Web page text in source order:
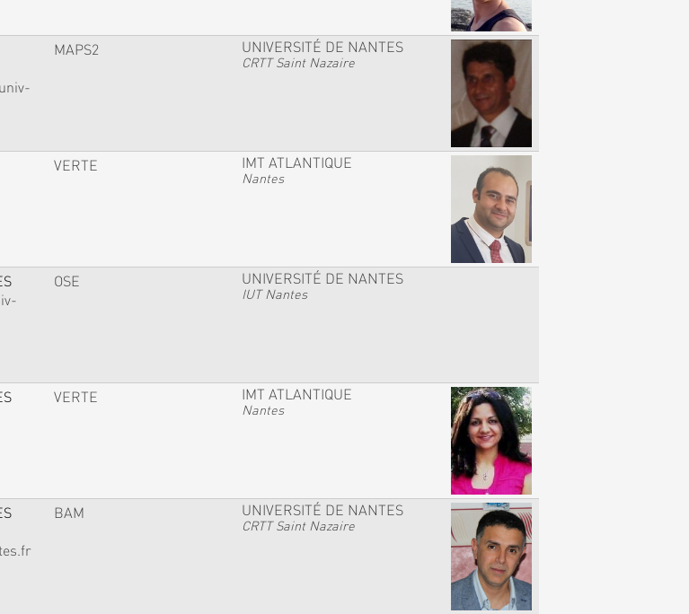
MAPS2 UNIVERSITÉ DE NANTES
CRTT Saint Nazaire
VERTE IMT ATLANTIQUE
Nantes
OSE UNIVERSITÉ DE NANTES
IUT Nantes
VERTE IMT ATLANTIQUE
Nantes
BAM UNIVERSITÉ DE NANTES
CRTT Saint Nazaire